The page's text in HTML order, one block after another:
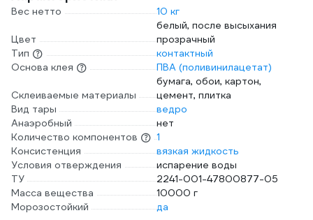
Вес нетто 10 кг
Цвет
белый, после высыхания
прозрачный
Тип
контактный
Основа клея
ПВА (поливинилацетат)
Склеиваемые материалы
бумага, обои, картон,
цемент, плитка
Вид тары
ведро
Анаэробный
нет
Количество компонентов
1
Консистенция
вязкая жидкость
Условия отверждения
испарение воды
ТУ
2241-001-47800877-05
Масса вещества
10000 г
Морозостойкий
да